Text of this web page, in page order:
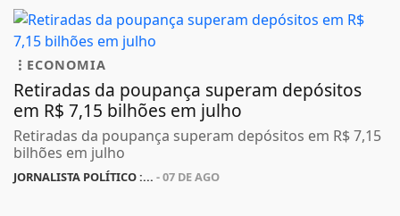
ECONOMIA
Retiradas da poupança superam depósitos
em R$ 7,15 bilhões em julho
Retiradas da poupança superam depósitos em R$ 7,15
bilhões em julho
JORNALISTA POLÍTICO :... - 07 DE AGO